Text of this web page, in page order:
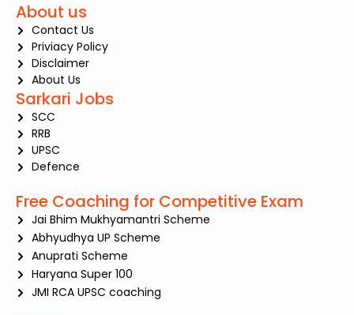
About us
Contact Us
Priviacy Policy
Disclaimer
About Us
Sarkari Jobs
SCC
RRB
UPSC
Defence
Free Coaching for Competitive Exam
Jai Bhim Mukhyamantri Scheme
Abhyudhya UP Scheme
Anuprati Scheme
Haryana Super 100
JMI RCA UPSC coaching